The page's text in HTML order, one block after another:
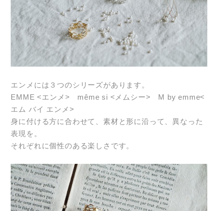
エンメには３つのシリーズがあります。
EMME <エンメ> même si <メムシー> M by emme<
エム バイ エンメ>
身に付ける方に合わせて、素材と形に沿って、異なった
表現を。
それぞれに個性のある楽しさです。